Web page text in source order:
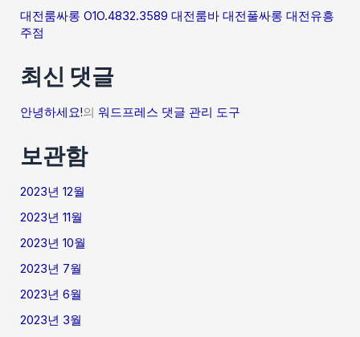
대전룸싸롱 O1O.4832.3589 대전룸바 대전풀싸롱 대전유흥
주점
최신 댓글
안녕하세요!의워드프레스 댓글 관리 도구
보관함
2023년 12월
2023년 11월
2023년 10월
2023년 7월
2023년 6월
2023년 3월